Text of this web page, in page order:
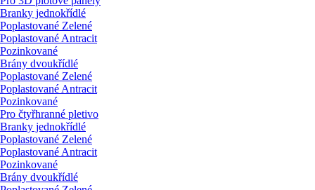
Branky jednokřídlé
Poplastované Zelené
Poplastované Antracit
Pozinkované
Brány dvoukřídlé
Poplastované Zelené
Poplastované Antracit
Pozinkované
Pro čtyřhranné pletivo
Branky jednokřídlé
Poplastované Zelené
Poplastované Antracit
Pozinkované
Brány dvoukřídlé